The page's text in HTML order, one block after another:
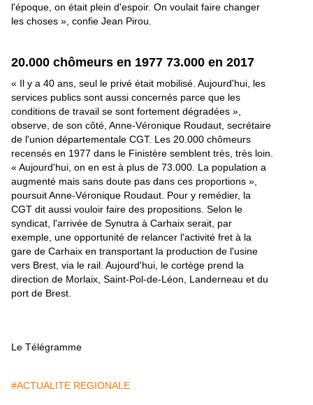
l'époque, on était plein d'espoir. On voulait faire changer
les choses », confie Jean Pirou.
20.000 chômeurs en 1977 73.000 en 2017
« Il y a 40 ans, seul le privé était mobilisé. Aujourd'hui, les
services publics sont aussi concernés parce que les
conditions de travail se sont fortement dégradées »,
observe, de son côté, Anne-Véronique Roudaut, secrétaire
de l'union départementale CGT. Les 20.000 chômeurs
recensés en 1977 dans le Finistère semblent très, très loin.
« Aujourd'hui, on en est à plus de 73.000. La population a
augmenté mais sans doute pas dans ces proportions »,
poursuit Anne-Véronique Roudaut. Pour y remédier, la
CGT dit aussi vouloir faire des propositions. Selon le
syndicat, l'arrivée de Synutra à Carhaix serait, par
exemple, une opportunité de relancer l'activité fret à la
gare de Carhaix en transportant la production de l'usine
vers Brest, via le rail. Aujourd'hui, le cortège prend la
direction de Morlaix, Saint-Pol-de-Léon, Landerneau et du
port de Brest.
Le Télégramme
#ACTUALITE REGIONALE